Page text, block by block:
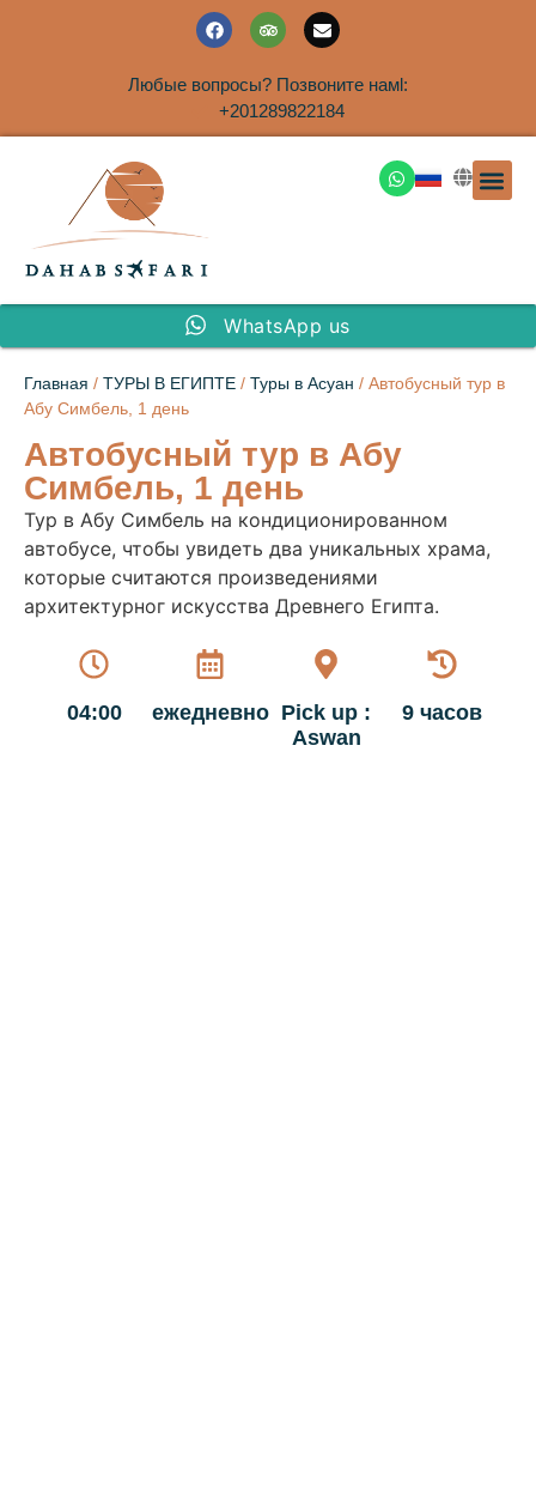
Любые вопросы? Позвоните намl:
+201289822184
WhatsApp us
Главная / ТУРЫ В ЕГИПТЕ / Туры в Асуан / Автобусный тур в
Абу Симбель, 1 день
Автобусный тур в Абу
Симбель, 1 день
Тур в Абу Симбель на кондиционированном
автобусе, чтобы увидеть два уникальных храма,
которые считаются произведениями
архитектурног искусства Древнего Египта.
04:00 ежедневно Pick up :
Aswan
9 часов